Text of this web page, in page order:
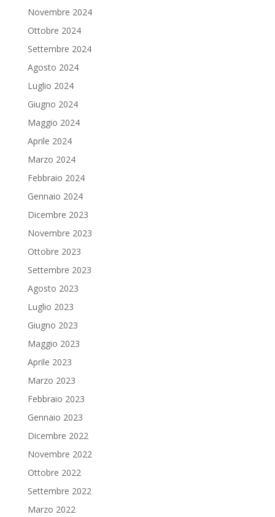
Novembre 2024
Ottobre 2024
Settembre 2024
Agosto 2024
Luglio 2024
Giugno 2024
Maggio 2024
Aprile 2024
Marzo 2024
Febbraio 2024
Gennaio 2024
Dicembre 2023
Novembre 2023
Ottobre 2023
Settembre 2023
Agosto 2023
Luglio 2023
Giugno 2023
Maggio 2023
Aprile 2023
Marzo 2023
Febbraio 2023
Gennaio 2023
Dicembre 2022
Novembre 2022
Ottobre 2022
Settembre 2022
Marzo 2022